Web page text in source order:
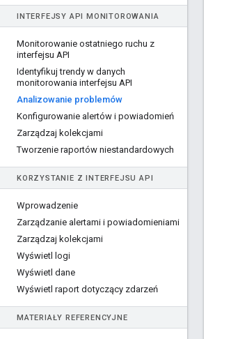
INTERFEJSY API MONITOROWANIA
Monitorowanie ostatniego ruchu z
interfejsu API
Identyfikuj trendy w danych
monitorowania interfejsu API
Analizowanie problemów
Konfigurowanie alertów i powiadomień
Zarządzaj kolekcjami
Tworzenie raportów niestandardowych
KORZYSTANIE Z INTERFEJSU API
Wprowadzenie
Zarządzanie alertami i powiadomieniami
Zarządzaj kolekcjami
Wyświetl logi
Wyświetl dane
Wyświetl raport dotyczący zdarzeń
MATERIAŁY REFERENCYJNE